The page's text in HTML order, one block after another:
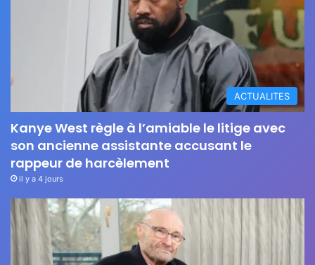
ACTUALITES
Kanye West règle à l’amiable le litige avec
son ancienne assistante accusant le
rappeur de harcèlement
il y a 4 jours